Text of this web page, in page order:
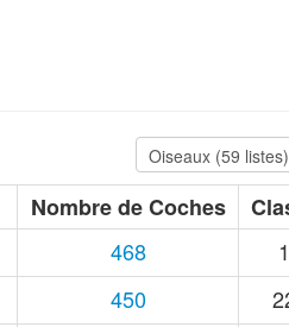
Nombre de Coches
468
450